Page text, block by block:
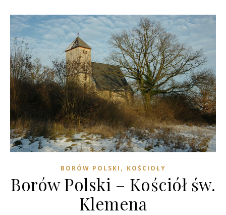
BORÓW POLSKI , KOŚCIOŁY
Borów Polski – Kościół św.
Klemena